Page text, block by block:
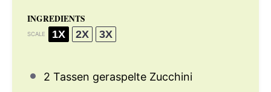
INGREDIENTS
SCALE 1X 2X 3X
2 Tassen geraspelte Zucchini